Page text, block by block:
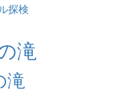
探検
滝
滝